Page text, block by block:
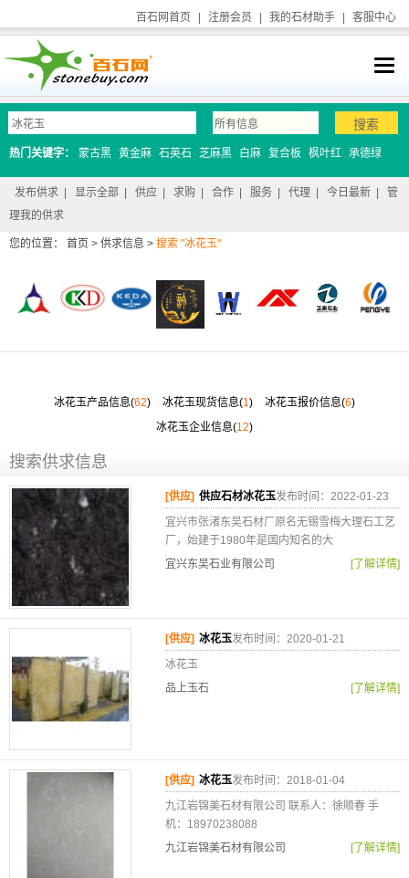
百石网首页 注册会员 我的石材助手 客服中心
热门关键字： 蒙古黑 黄金麻 石英石 芝麻黑 白麻 复合板 枫叶红 承德绿
发布供求 显示全部 供应 求购 合作 服务 代理 今日最新
管
理我的供求
您的位置： 首页 > 供求信息 > 搜索 "冰花玉"
冰花玉产品信息(62) 冰花玉现货信息(1) 冰花玉报价信息(6)
冰花玉企业信息(12)
搜索供求信息
[供应] 供应石材冰花玉发布时间：2022-01-23
宜兴市张渚东吴石材厂原名无锡雪梅大理石工艺
厂，始建于1980年是国内知名的大
宜兴东吴石业有限公司
[了解详情]
[供应] 冰花玉发布时间：2020-01-21
冰花玉
品上玉石
[了解详情]
[供应] 冰花玉发布时间：2018-01-04
九江岩锦美石材有限公司 联系人：徐顺春 手
机：18970238088
九江岩锦美石材有限公司
[了解详情]